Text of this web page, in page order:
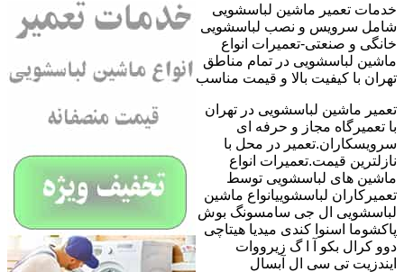
خدمات تعمیر ماشین لباسشویی
شامل سرویس و نصب لباسشویی
خانگی و صنعتی-تعمیرات انواع
ماشین لباسشویی در تمام مناطق
تهران با کیفیت بالا و قیمت مناسب
تعمیر ماشین لباسشویی در تهران
با تعمیرگاه مجاز و حرفه ای
سرویسکاران.تعمیر در محل با
نازلترین قیمت.تعمیرات انواع
ماشین های لباسشویی توسط
تعمیرکاران لباسشوییانواع ماشین
لباسشویی ال جی سامسونگ بوش
پاکشوما اسنوا کندی میدیا هیتاچی
دوو کرال بکو آ ا گ زیرووات
ایندزیت تی سی ال آبسال